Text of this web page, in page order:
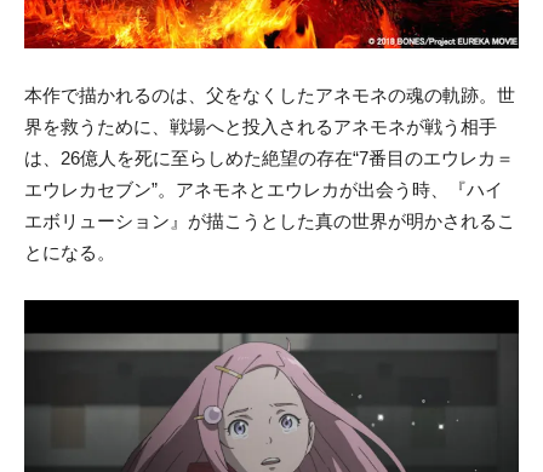
本作で描かれるのは、父をなくしたアネモネの魂の軌跡。世
界を救うために、戦場へと投入されるアネモネが戦う相手
は、26億人を死に至らしめた絶望の存在“7番目のエウレカ＝
エウレカセブン”。アネモネとエウレカが出会う時、『ハイ
エボリューション』が描こうとした真の世界が明かされるこ
とになる。